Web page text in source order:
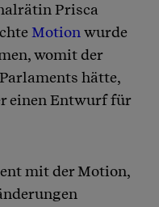
Prisca
Motionwurde
womit der
hätte,
einen Entwurf für
mit der Motion,